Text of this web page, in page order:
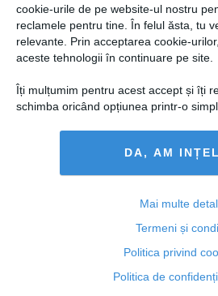
cookie-urile de pe website-ul nostru
reclamele pentru tine. În felul ăsta, tu
relevante. Prin acceptarea cookie-
aceste tehnologii în continuare pe site.
Îți mulțumim pentru acest accept și îți
schimba oricând opțiunea printr-o
DA, AM
Mai multe
Termeni și
Politica privind
Politica de